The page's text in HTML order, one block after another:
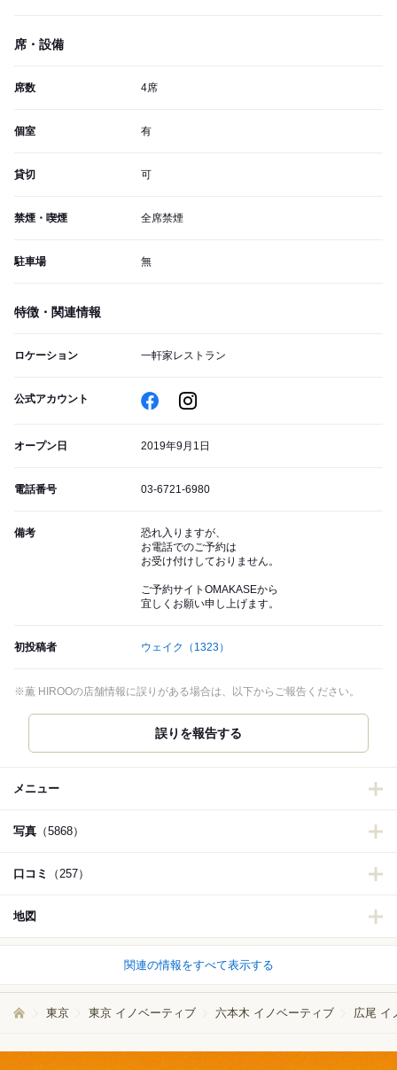
席・設備
席数 4席
個室 有
貸切 可
禁煙・喫煙 全席禁煙
駐車場 無
特徴・関連情報
ロケーション 一軒家レストラン
公式アカウント
オープン日 2019年9月1日
電話番号 03-6721-6980
備考
恐れ入りますが、
お電話でのご予約は
お受け付けしておりません。
ご予約サイトOMAKASEから
宜しくお願い申し上げます。
初投稿者 ウェイク （1323）
※薫 HIROOの店舗情報に誤りがある場合は、以下からご報告ください。
誤りを報告する
メニュー
写真 （5868）
口コミ （257）
地図
関連の情報をすべて表示する
東京 東京 イノベーティブ 六本木 イノベーティブ 広尾 イ